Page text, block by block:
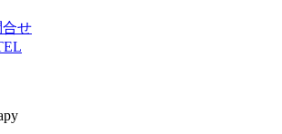
せ